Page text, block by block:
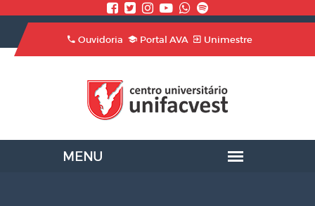
Ouvidoria Portal AVA Unimestre